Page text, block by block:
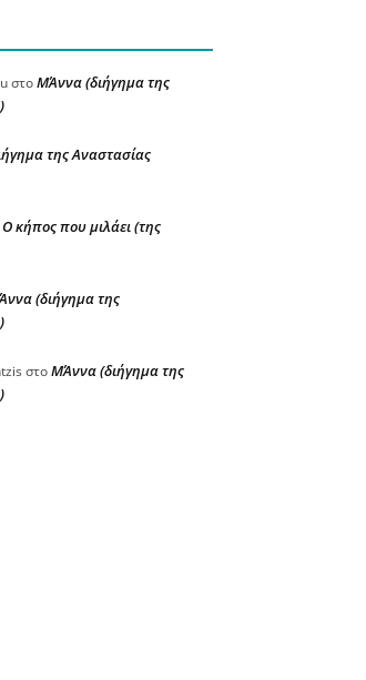
στοΜΆννα (διήγημα της
της Αναστασίας
Ο κήπος που μιλάει (της
(διήγημα της
στοΜΆννα (διήγημα της